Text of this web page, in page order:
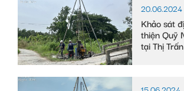
20.06.2024
Khảo sát
thiện Quỹ
tại Thị